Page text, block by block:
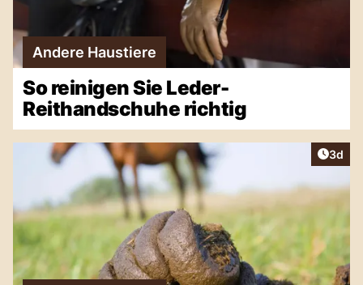
Andere Haustiere
So reinigen Sie Leder-
Reithandschuhe richtig
3d